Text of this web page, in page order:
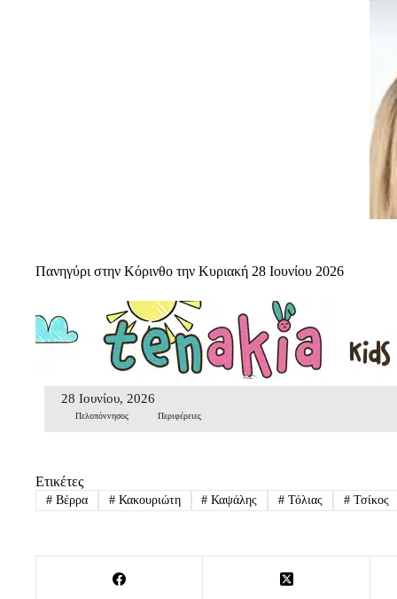
Πανηγύρι στην Κόρινθο την Κυριακή 28 Ιουνίου 2026
28 Ιουνίου, 2026
Πελοπόννησος Περιφέρειες
Ετικέτες
#Βέρρα #Κακουριώτη # Καψάλης # Τόλιας # Τσίκος